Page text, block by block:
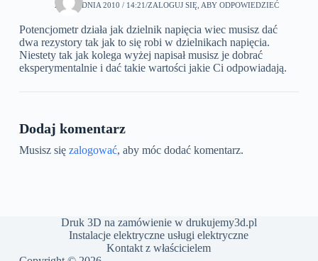
24 GRUDNIA 2010 / 14:21 ZALOGUJ SIĘ, ABY ODPOWIEDZIEĆ
Potencjometr działa jak dzielnik napięcia wiec musisz dać
dwa rezystory tak jak to się robi w dzielnikach napięcia.
Niestety tak jak kolega wyżej napisał musisz je dobrać
eksperymentalnie i dać takie wartości jakie Ci odpowiadają.
Dodaj komentarz
Musisz się zalogować, aby móc dodać komentarz.
Druk 3D na zamówienie w drukujemy3d.pl
Instalacje elektryczne usługi elektryczne
Kontakt z właścicielem